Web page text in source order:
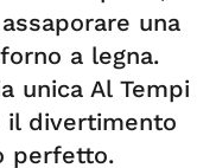
una
a legna.
unica Al Tempi
il divertimento
perfetto.